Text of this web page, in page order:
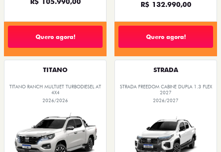
Quero agora!
R$ 132.990,00
Quero agora!
TITANO
TITANO RANCH MULTIJET TURBODIESEL AT
4X4
2026/2026
STRADA
STRADA FREEDOM CABINE DUPLA 1.3 FLEX
2027
2026/2027